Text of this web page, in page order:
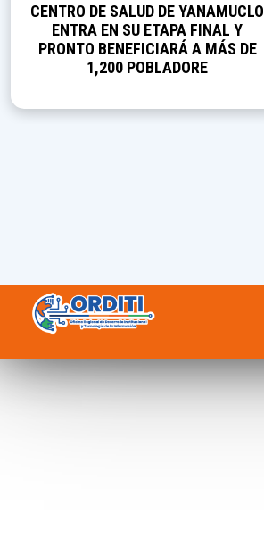
CENTRO DE SALUD DE YANAMUCLO
ENTRA EN SU ETAPA FINAL Y
PRONTO BENEFICIARÁ A MÁS DE
1,200 POBLADORE